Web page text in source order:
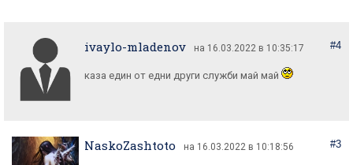
ivaylo-mladenov на 16.03.2022 в 10:35:17 #4
каза един от едни други служби май май
NaskoZashtoto на 16.03.2022 в 10:18:56 #3